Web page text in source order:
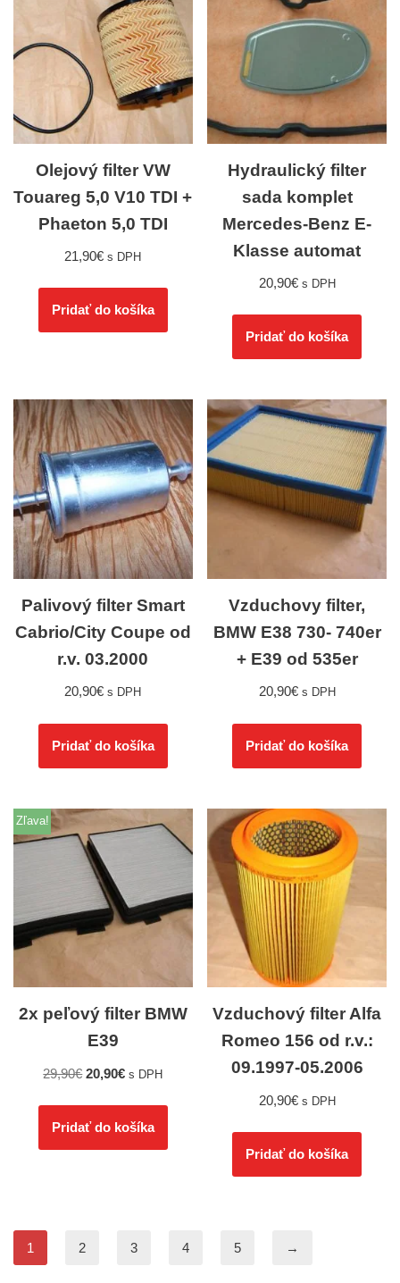
Olejový filter VW
Touareg 5,0 V10 TDI +
Phaeton 5,0 TDI
21,90€ s DPH
Pridať do košíka
Hydraulický filter
sada komplet
Mercedes-Benz E-
Klasse automat
20,90€ s DPH
Pridať do košíka
Palivový filter Smart
Cabrio/City Coupe od
r.v. 03.2000
20,90€ s DPH
Pridať do košíka
Vzduchovy filter,
BMW E38 730- 740er
+ E39 od 535er
20,90€ s DPH
Pridať do košíka
Zľava!
2x peľový filter BMW
E39
29,90€ 20,90€ s DPH
Pridať do košíka
Vzduchový filter Alfa
Romeo 156 od r.v.:
09.1997-05.2006
20,90€ s DPH
Pridať do košíka
1 2 3 4 5 →